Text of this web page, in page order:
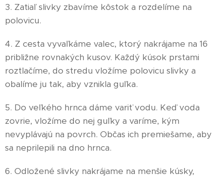
3. Zatiaľ slivky zbavíme kôstok a rozdelíme na
polovicu.
4. Z cesta vyvaľkáme valec, ktorý nakrájame na 16
približne rovnakých kusov. Každý kúsok prstami
roztlačíme, do stredu vložíme polovicu slivky a
obalíme ju tak, aby vznikla guľka.
5. Do veľkého hrnca dáme variť vodu. Keď voda
zovrie, vložíme do nej guľky a varíme, kým
nevyplávajú na povrch. Občas ich premiešame, aby
sa neprilepili na dno hrnca.
6. Odložené slivky nakrájame na menšie kúsky,